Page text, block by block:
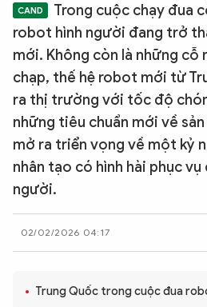
CÔNG AN TRONG LÒNG DÂN
XÃ HỘI
PHÁP LUẬT
CÔNG NGHỆ
QUỐC TẾ
Trong cuộc chạy đua
robot hình người đang trở
mới. Không còn là những cỗ
chạp, thế hệ robot mới từ
ra thị trường với tốc độ
những tiêu chuẩn mới về
mở ra triển vọng về một kỷ
nhân tạo có hình hài phục
người.
02/02/2026 04:17
Trung Quốc trong cuộc đua